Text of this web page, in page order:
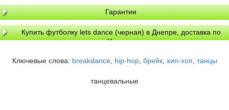
Гарантии
Купить футболку lets dance (черная) в Днепре, доставка по
Украине
Ключевые слова: breakdance, hip-hop, брейк, хип-хоп, танцы
танцевальные